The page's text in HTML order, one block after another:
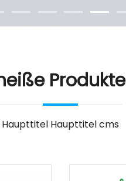
Produkte
Haupttitel Haupttitel cms